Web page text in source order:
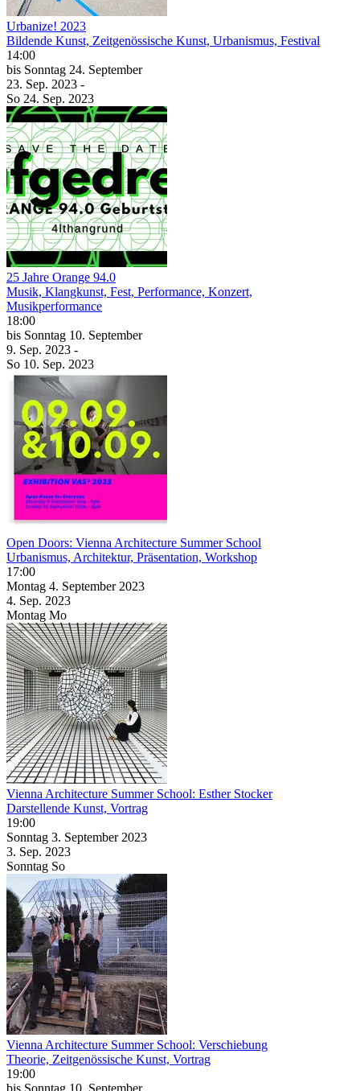
Urbanize! 2023
Bildende Kunst, Zeitgenössische Kunst, Urbanismus, Festival
14:00
bis Sonntag 24. September
23. Sep. 2023 -
So 24. Sep. 2023
25 Jahre Orange 94.0
Musik, Klangkunst, Fest, Performance, Konzert,
Musikperformance
18:00
bis Sonntag 10. September
9. Sep. 2023 -
So 10. Sep. 2023
Open Doors: Vienna Architecture Summer School
Urbanismus, Architektur, Präsentation, Workshop
17:00
Montag 4. September 2023
4. Sep. 2023
Montag Mo
Vienna Architecture Summer School: Esther Stocker
Darstellende Kunst, Vortrag
19:00
Sonntag 3. September 2023
3. Sep. 2023
Sonntag So
Vienna Architecture Summer School: Verschiebung
Theorie, Zeitgenössische Kunst, Vortrag
19:00
bis Sonntag 10. September